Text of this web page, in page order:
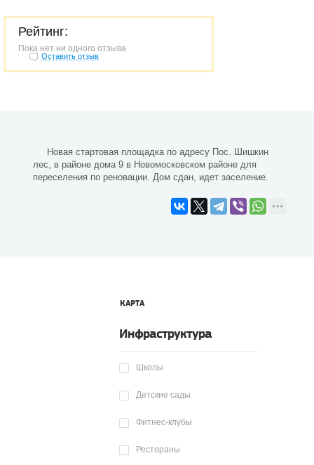
Рейтинг:
Пока нет ни одного отзыва
Оставить отзыв
Новая стартовая площадка по адресу Пос. Шишкин
лес, в районе дома 9 в Новомосковском районе для
переселения по реновации. Дом сдан, идет заселение.
КАРТА
Инфраструктура
Школы
Детские сады
Фитнес-клубы
Рестораны